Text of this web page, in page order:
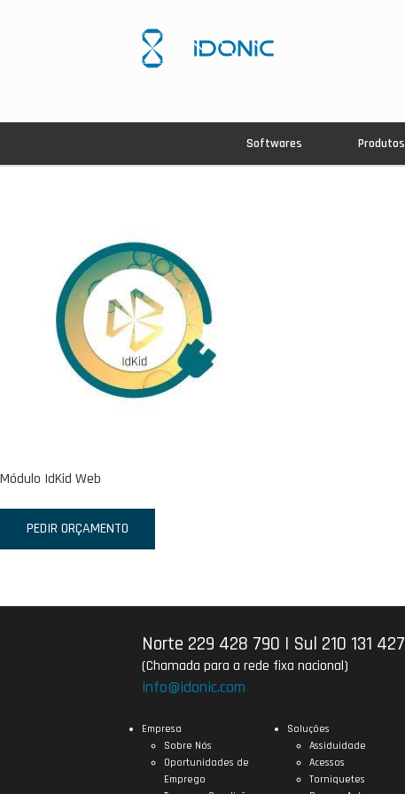
Softwares Produtos
Módulo IdKid Web
PEDIR ORÇAMENTO
Norte 229 428 790 | Sul 210 131 427
(Chamada para a rede fixa nacional)
info@idonic.com
Empresa
Sobre Nós
Oportunidades de
Emprego
Soluções
Assiduidade
Acessos
Torniquetes